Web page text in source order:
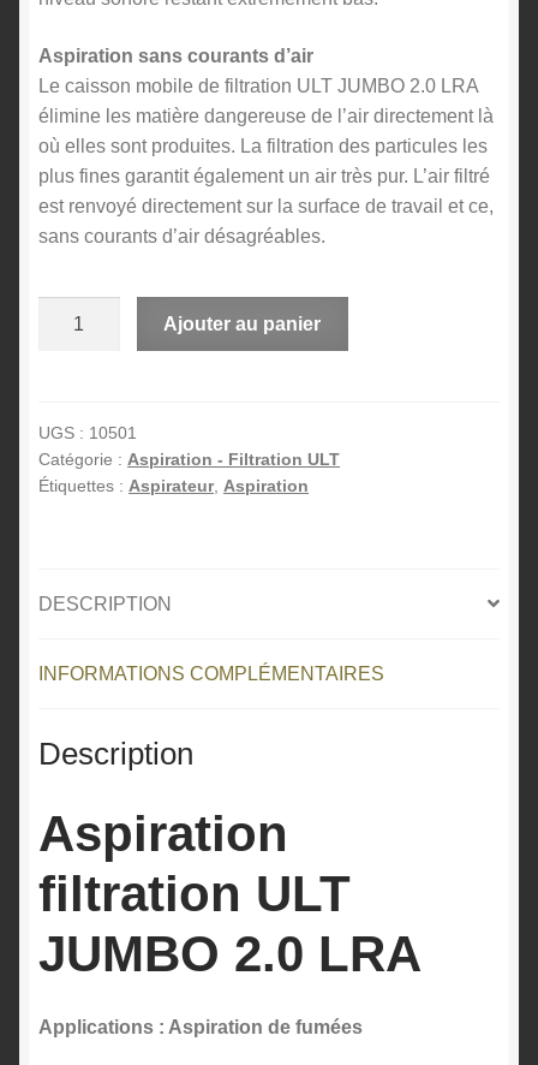
Aspiration sans courants d’air
Le caisson mobile de filtration ULT JUMBO 2.0 LRA
élimine les matière dangereuse de l’air directement là
où elles sont produites. La filtration des particules les
plus fines garantit également un air très pur. L’air filtré
est renvoyé directement sur la surface de travail et ce,
sans courants d’air désagréables.
ULT
JUMBO
2.0
de
Ajouter au panier
UGS : 10501
Catégorie : Aspiration - Filtration ULT
Étiquettes : Aspirateur, Aspiration
DESCRIPTION
INFORMATIONS COMPLÉMENTAIRES
Description
Aspiration
filtration ULT
JUMBO 2.0 LRA
Applications : Aspiration de fumées